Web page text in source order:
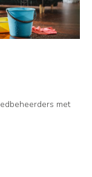
met